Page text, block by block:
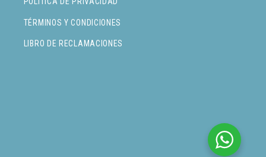
TÉRMINOS Y CONDICIONES
LIBRO DE RECLAMACIONES